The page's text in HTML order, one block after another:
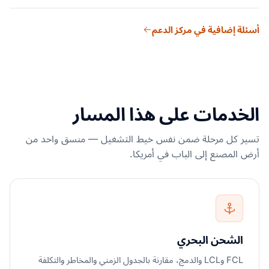
الأجنبي. ويتطلب ISF عشرة عناصر بيانات من المستورد (منها البائع
الاستثناء في الوقت المناسب؛ (5) الاستفادة من المنطقة التجارية
الحرة (FTZ)؛ (6) استراتيجيات المستودعات الجمركية. وتوفّر خدمة
استشارات سلسلة التوريد من Suaid Global تحليلًا شاملًا للتعرّض
للتعريفات.
أسئلة إضافية في مركز الدعم
الخدمات على هذا المسار
تسير كل مرحلة ضمن نفس خيط التشغيل — منسق واحد من
أرض المصنع إلى الباب في أمريكا.
الشحن البحري
FCL وLCL والدمج، مقارنة بالجدول الزمني والمخاطر والتكلفة